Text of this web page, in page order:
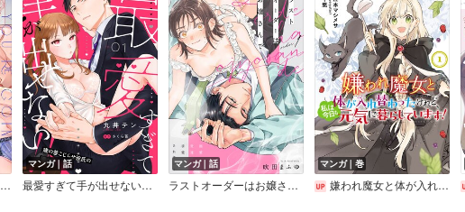
マンガ｜話
最愛すぎて手が出せない！！～歳の差こじらせ彼氏の密かな独占欲～【分冊版】
マンガ｜話
ラストオーダーはお嬢さんで 溺愛常連客に求愛されてます《カノンミア》
マンガ｜巻
嫌われ魔女と体が入れ替わったけれど、私は今日も元気に暮らしています！【電子単行本】